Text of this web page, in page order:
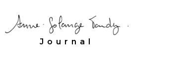
Journal